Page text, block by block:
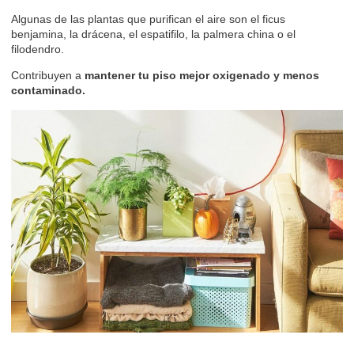
Algunas de las plantas que purifican el aire son el ficus
benjamina, la drácena, el espatifilo, la palmera china o el
filodendro.
Contribuyen a mantener tu piso mejor oxigenado y menos
contaminado.